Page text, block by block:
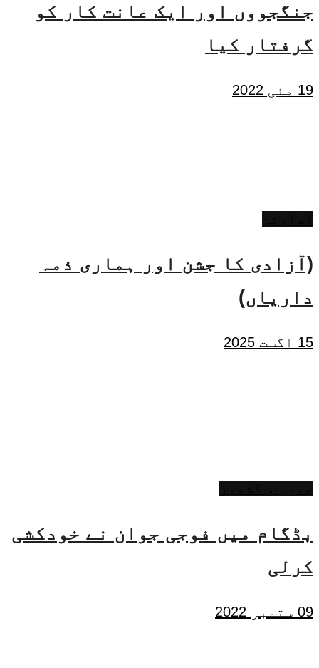
جنگجووں اور ایک عانت کار کو
گرفتار کیا
19 مئی 2022
(آزادی کا جشن اور ہماری ذمہ
داریاں)
15 اگست 2025
بڈگام میں فوجی جوان نے خودکشی
کرلی
09 ستمبر 2022